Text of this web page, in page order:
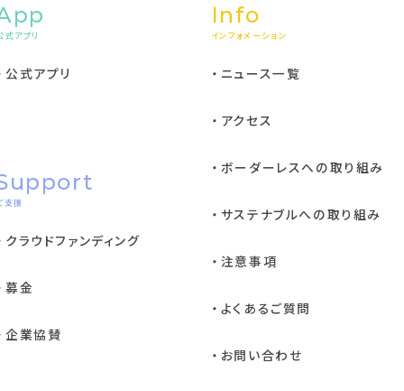
式アプリ
公式アプリ
支援
クラウドファンディング
募金
企業協賛
Info
インフォメーション
ニュース一覧
アクセス
ボーダーレスへの取り組み
サステナブルへの取り組み
注意事項
よくあるご質問
お問い合わせ